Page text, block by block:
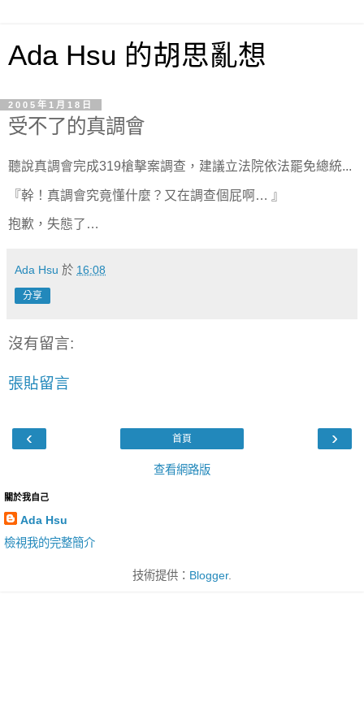
Ada Hsu 的胡思亂想
2005年1月18日
受不了的真調會
聽說真調會完成319槍擊案調查，建議立法院依法罷免總統...
『幹！真調會究竟懂什麼？又在調查個屁啊… 』
抱歉，失態了…
Ada Hsu 於 16:08
分享
沒有留言:
張貼留言
‹ ›
首頁
查看網路版
關於我自己
Ada Hsu
檢視我的完整簡介
技術提供： Blogger.